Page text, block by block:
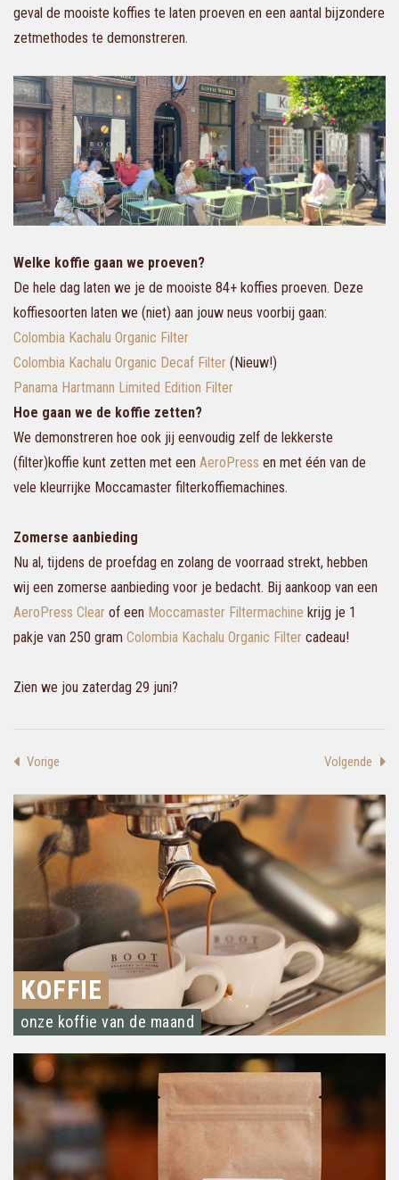
geval de mooiste koffies te laten proeven en een aantal bijzondere
zetmethodes te demonstreren.
Welke koffie gaan we proeven?
De hele dag laten we je de mooiste 84+ koffies proeven. Deze
koffiesoorten laten we (niet) aan jouw neus voorbij gaan:
Colombia Kachalu Organic Filter
Colombia Kachalu Organic Decaf Filter (Nieuw!)
Panama Hartmann Limited Edition Filter
Hoe gaan we de koffie zetten?
We demonstreren hoe ook jij eenvoudig zelf de lekkerste
(filter)koffie kunt zetten met een AeroPress en met één van de
vele kleurrijke Moccamaster filterkoffiemachines.
Zomerse aanbieding
Nu al, tijdens de proefdag en zolang de voorraad strekt, hebben
wij een zomerse aanbieding voor je bedacht. Bij aankoop van een
AeroPress Clear of een Moccamaster Filtermachine krijg je 1
pakje van 250 gram Colombia Kachalu Organic Filter cadeau!
Zien we jou zaterdag 29 juni?
Vorige Volgende
KOFFIE
onze koffie van de maand